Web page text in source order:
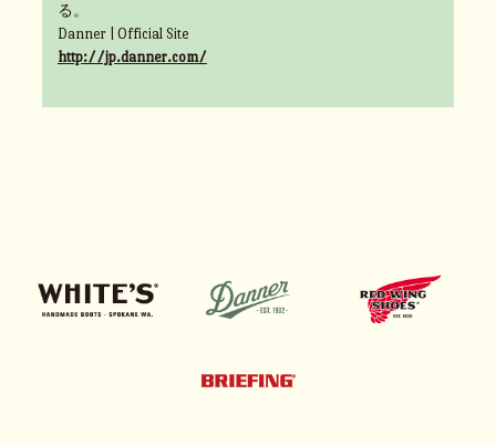
る。
Danner | Official Site
http://jp.danner.com/